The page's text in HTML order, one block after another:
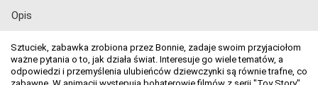
Opis
Sztuciek, zabawka zrobiona przez Bonnie, zadaje swoim przyjaciołom
ważne pytania o to, jak działa świat. Interesuje go wiele tematów, a
odpowiedzi i przemyślenia ulubieńców dziewczynki są równie trafne, co